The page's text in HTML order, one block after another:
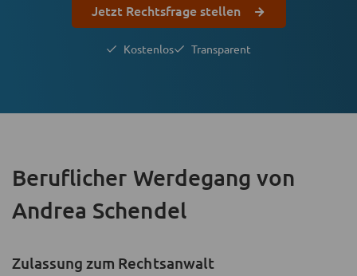
Jetzt Rechtsfrage stellen
Kostenlos Transparent
Beruflicher Werdegang von
Andrea Schendel
Zulassung zum Rechtsanwalt